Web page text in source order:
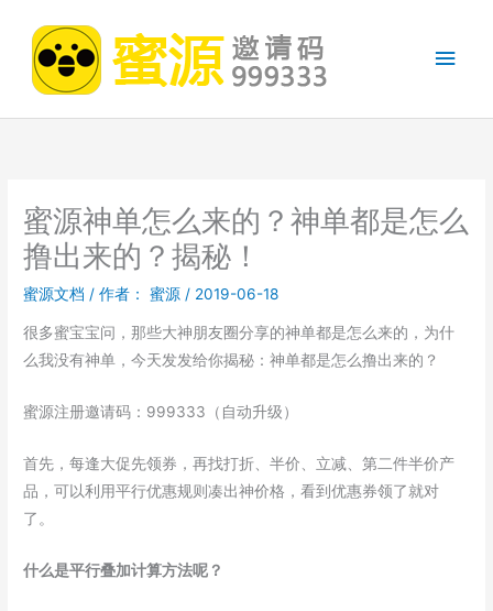
主
蜜源神单怎么来的？神单都是怎么
撸出来的？揭秘！
蜜源文档 / 作者： 蜜源 / 2019-06-18
很多蜜宝宝问，那些大神朋友圈分享的神单都是怎么来的，为什
么我没有神单，今天发发给你揭秘：神单都是怎么撸出来的？
蜜源注册邀请码：999333（自动升级）
首先，每逢大促先领券，再找打折、半价、立减、第二件半价产
品，可以利用平行优惠规则凑出神价格，看到优惠券领了就对
了。
什么是平行叠加计算方法呢？